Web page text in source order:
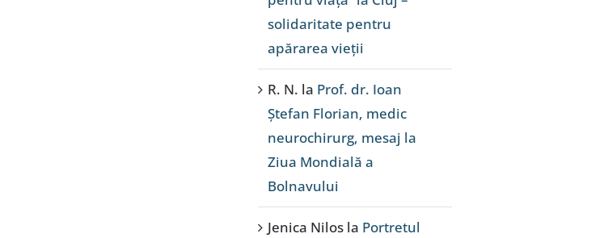
solidaritate pentru
apărarea vieții
R. N. la Prof. dr. Ioan
Ștefan Florian, medic
neurochirurg, mesaj la
Ziua Mondială a
Bolnavului
Jenica Nilos la Portretul